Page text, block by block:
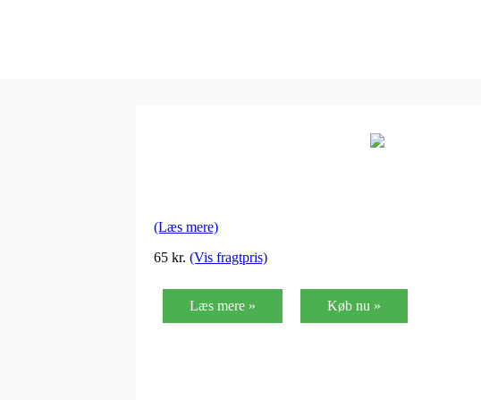
(Læs mere)
65 kr. (Vis fragtpris)
Læs mere » Køb nu »